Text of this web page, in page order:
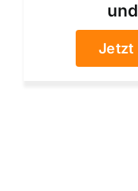
Jetzt